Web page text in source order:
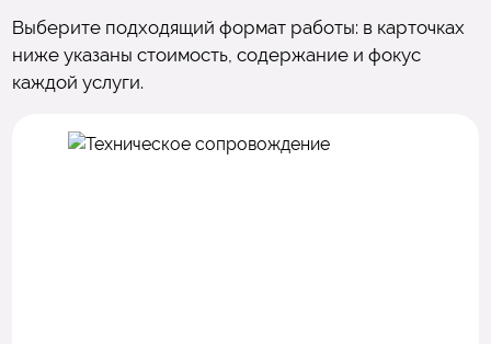
Выберите подходящий формат работы: в карточках
ниже указаны стоимость, содержание и фокус
каждой услуги.